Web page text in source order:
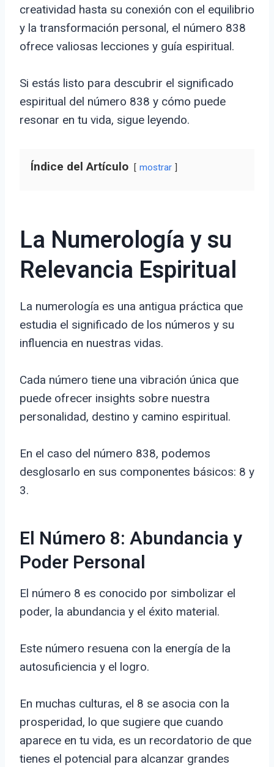
creatividad hasta su conexión con el equilibrio
y la transformación personal, el número 838
ofrece valiosas lecciones y guía espiritual.
Si estás listo para descubrir el significado
espiritual del número 838 y cómo puede
resonar en tu vida, sigue leyendo.
Índice del Artículo mostrar
La Numerología y su
Relevancia Espiritual
La numerología es una antigua práctica que
estudia el significado de los números y su
influencia en nuestras vidas.
Cada número tiene una vibración única que
puede ofrecer insights sobre nuestra
personalidad, destino y camino espiritual.
En el caso del número 838, podemos
desglosarlo en sus componentes básicos: 8 y
3.
El Número 8: Abundancia y
Poder Personal
El número 8 es conocido por simbolizar el
poder, la abundancia y el éxito material.
Este número resuena con la energía de la
autosuficiencia y el logro.
En muchas culturas, el 8 se asocia con la
prosperidad, lo que sugiere que cuando
aparece en tu vida, es un recordatorio de que
tienes el potencial para alcanzar grandes